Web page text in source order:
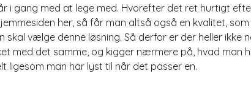
i gang med at lege med. Hvorefter det ret hurtigt
her, så får man altså også en kvalitet, som
skal vælge denne løsning. Så derfor er der heller ikke
med det samme, og kigger nærmere på, hvad man
ligesom man har lyst til når det passer en.